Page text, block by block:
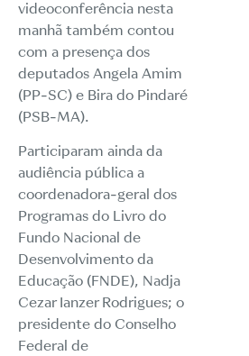
videoconferência nesta
manhã também contou
com a presença dos
deputados Angela Amim
(PP-SC) e Bira do Pindaré
(PSB-MA).
Participaram ainda da
audiência pública a
coordenadora-geral dos
Programas do Livro do
Fundo Nacional de
Desenvolvimento da
Educação (FNDE), Nadja
Cezar Ianzer Rodrigues; o
presidente do Conselho
Federal de